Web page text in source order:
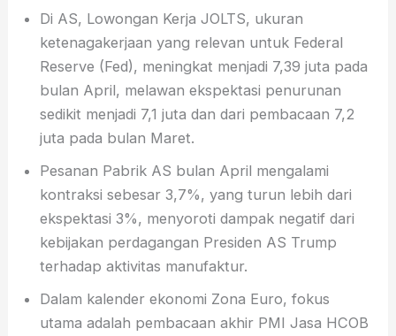
Di AS, Lowongan Kerja JOLTS, ukuran
ketenagakerjaan yang relevan untuk Federal
Reserve (Fed), meningkat menjadi 7,39 juta pada
bulan April, melawan ekspektasi penurunan
sedikit menjadi 7,1 juta dan dari pembacaan 7,2
juta pada bulan Maret.
Pesanan Pabrik AS bulan April mengalami
kontraksi sebesar 3,7%, yang turun lebih dari
ekspektasi 3%, menyoroti dampak negatif dari
kebijakan perdagangan Presiden AS Trump
terhadap aktivitas manufaktur.
Dalam kalender ekonomi Zona Euro, fokus
utama adalah pembacaan akhir PMI Jasa HCOB